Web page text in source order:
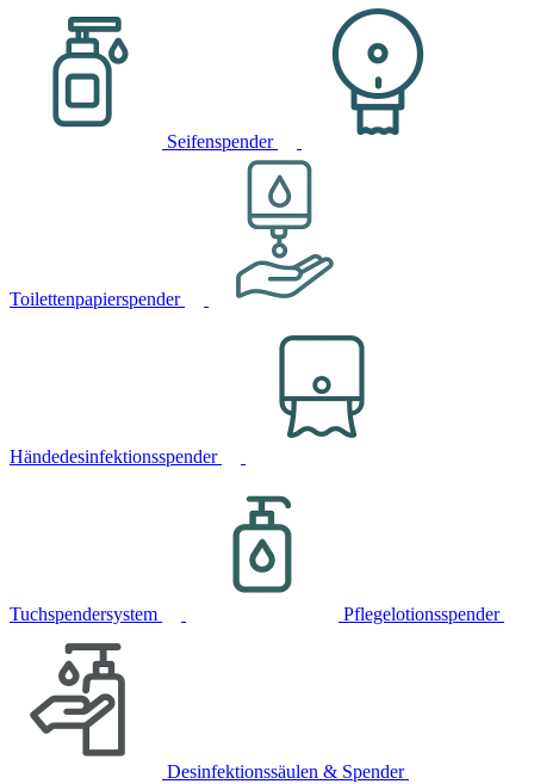
Seifenspender
Toilettenpapierspender
Händedesinfektionsspender
Tuchspendersystem Pflegelotionsspender
Desinfektionssäulen & Spender